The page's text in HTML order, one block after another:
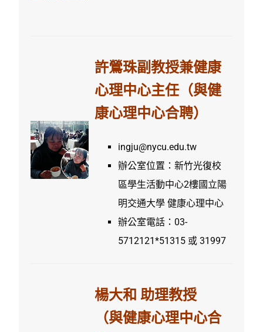
許鶯珠副教授兼健康
心理中心主任（與健
康心理中心合聘）
ingju@nycu.edu.tw
辦公室位置：新竹光復校
區學生活動中心2樓國立陽
明交通大學 健康心理中心
辦公室電話：03-
5712121*51315 或 31997
楊大和 助理教授
（與健康心理中心合